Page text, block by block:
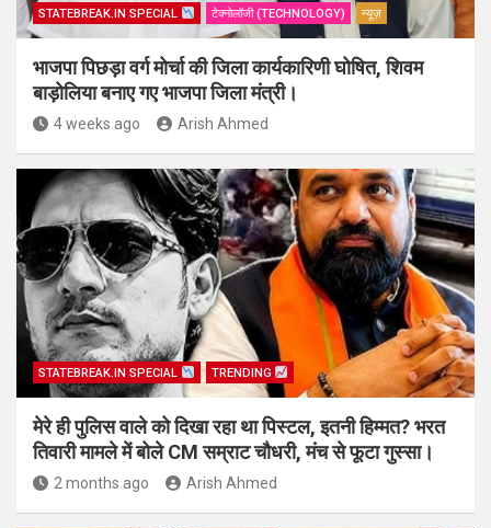
STATEBREAK.IN SPECIAL टेक्नोलॉजी (TECHNOLOGY) न्यूज़
भाजपा पिछड़ा वर्ग मोर्चा की जिला कार्यकारिणी घोषित, शिवम
बाड़ोलिया बनाए गए भाजपा जिला मंत्री।
4 weeks ago Arish Ahmed
STATEBREAK.IN SPECIAL TRENDING
मेरे ही पुलिस वाले को दिखा रहा था पिस्टल, इतनी हिम्मत? भरत
तिवारी मामले में बोले CM सम्राट चौधरी, मंच से फूटा गुस्सा।
2 months ago Arish Ahmed